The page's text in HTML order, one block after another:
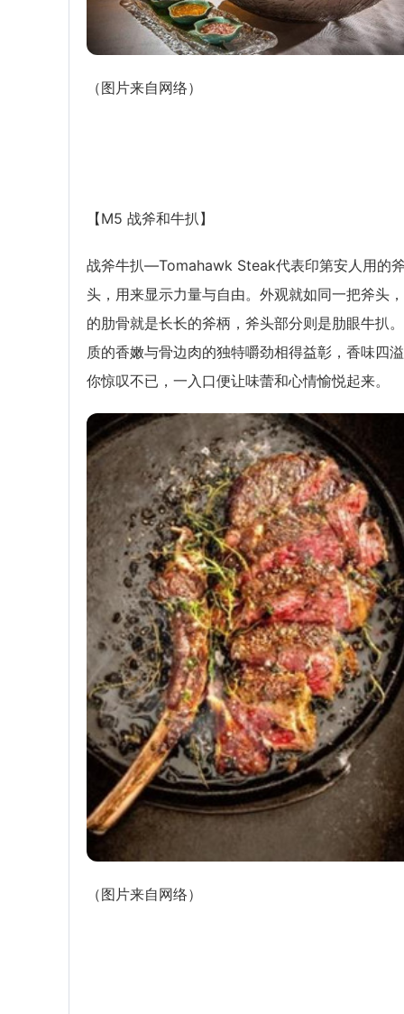
（图片来自网络）
【M5 战斧和牛扒】
战斧牛扒—Tomahawk Steak代表印第安人用的
头，用来显示力量与自由。外观就如同一把斧头
的肋骨就是长长的斧柄，斧头部分则是肋眼牛扒
质的香嫩与骨边肉的独特嚼劲相得益彰，香味四
你惊叹不已，一入口便让味蕾和心情愉悦起来。
（图片来自网络）